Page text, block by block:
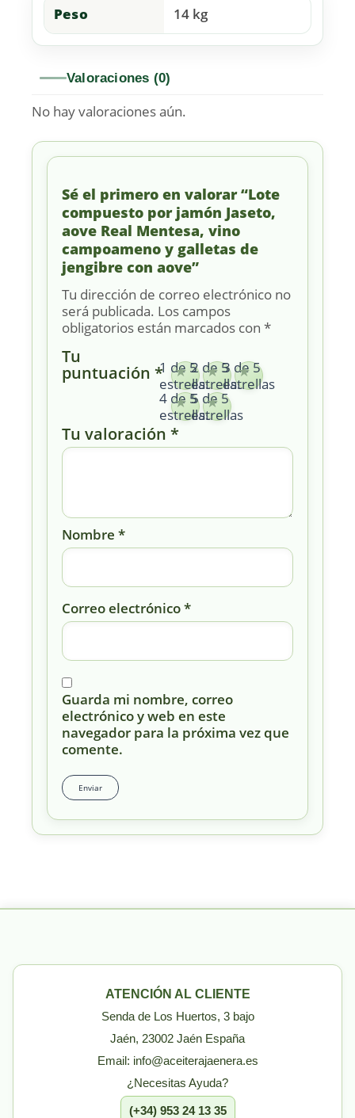
Peso 14 kg
Valoraciones (0)
No hay valoraciones aún.
Sé el primero en valorar “Lote
compuesto por jamón Jaseto,
aove Real Mentesa, vino
campoameno y galletas de
jengibre con aove”
Tu dirección de correo electrónico no
será publicada. Los campos
obligatorios están marcados con *
Tu
puntuación *1 de 5
estrellas
2 de 5
estrellas
3 de 5
estrellas
4 de 5
estrellas
5 de 5
estrellas
Tu valoración *
Nombre *
Correo electrónico*
Guarda mi nombre, correo
electrónico y web en este
navegador para la próxima vez que
comente.
ATENCIÓN AL CLIENTE
Senda de Los Huertos, 3 bajo
Jaén, 23002 Jaén España
Email: info@aceiterajaenera.es
¿Necesitas Ayuda?
(+34) 953 24 13 35